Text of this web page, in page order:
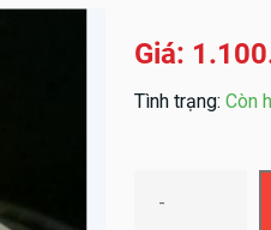
Giá:
Tình trạng:Còn
-